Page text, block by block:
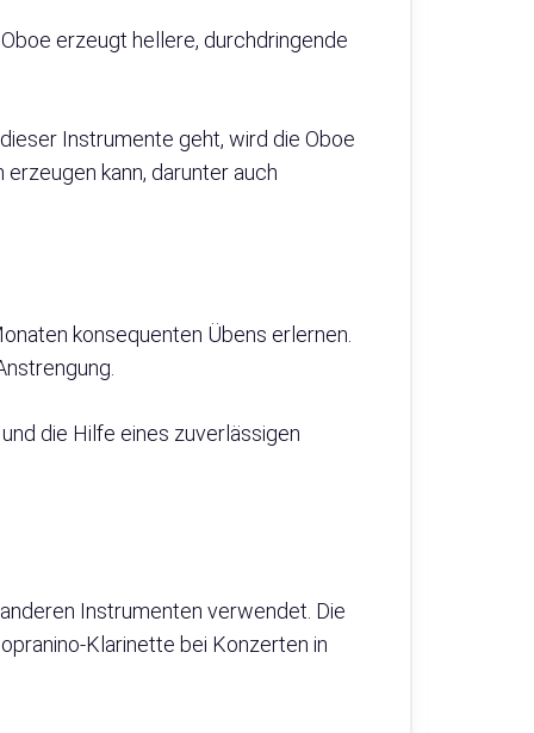
erzeugt hellere, durchdringende
Instrumente geht, wird die Oboe
kann, darunter auch
konsequenten Übens erlernen.
die Hilfe eines zuverlässigen
Instrumenten verwendet. Die
Klarinette bei Konzerten in